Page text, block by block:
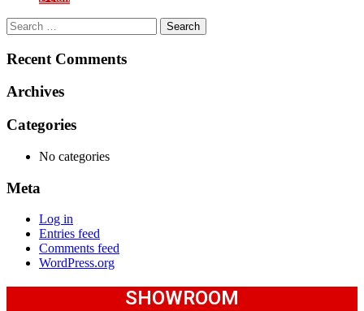
Search
for:
Recent Comments
Archives
Categories
No categories
Meta
Log in
Entries feed
Comments feed
WordPress.org
SHOWROOM